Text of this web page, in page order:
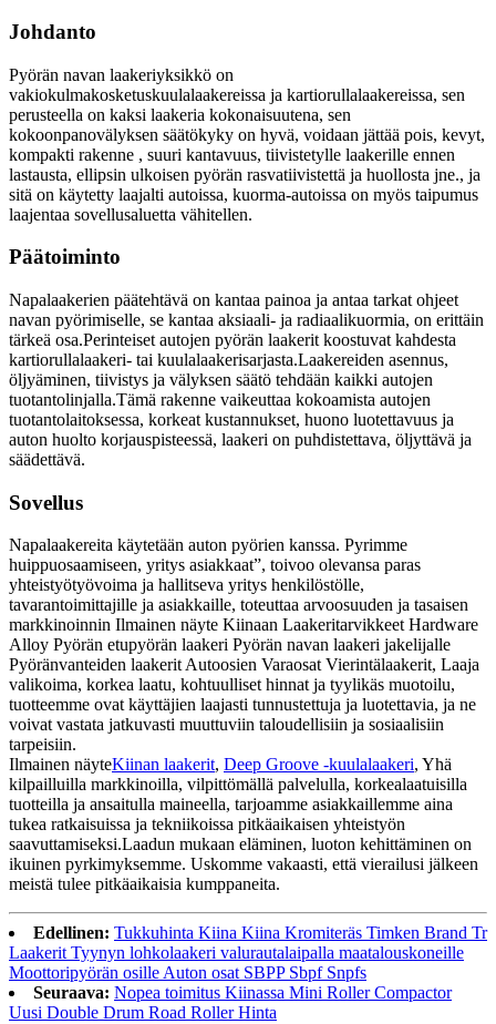
Johdanto
Pyörän navan laakeriyksikkö on
vakiokulmakosketuskuulalaakereissa ja kartiorullalaakereissa, sen
perusteella on kaksi laakeria kokonaisuutena, sen
kokoonpanovälyksen säätökyky on hyvä, voidaan jättää pois, kevyt,
kompakti rakenne , suuri kantavuus, tiivistetylle laakerille ennen
lastausta, ellipsin ulkoisen pyörän rasvatiivistettä ja huollosta jne., ja
sitä on käytetty laajalti autoissa, kuorma-autoissa on myös taipumus
laajentaa sovellusaluetta vähitellen.
Päätoiminto
Napalaakerien päätehtävä on kantaa painoa ja antaa tarkat ohjeet
navan pyörimiselle, se kantaa aksiaali- ja radiaalikuormia, on erittäin
tärkeä osa.Perinteiset autojen pyörän laakerit koostuvat kahdesta
kartiorullalaakeri- tai kuulalaakerisarjasta.Laakereiden asennus,
öljyäminen, tiivistys ja välyksen säätö tehdään kaikki autojen
tuotantolinjalla.Tämä rakenne vaikeuttaa kokoamista autojen
tuotantolaitoksessa, korkeat kustannukset, huono luotettavuus ja
auton huolto korjauspisteessä, laakeri on puhdistettava, öljyttävä ja
säädettävä.
Sovellus
Napalaakereita käytetään auton pyörien kanssa. Pyrimme
huippuosaamiseen, yritys asiakkaat”, toivoo olevansa paras
yhteistyötyövoima ja hallitseva yritys henkilöstölle,
tavarantoimittajille ja asiakkaille, toteuttaa arvoosuuden ja tasaisen
markkinoinnin Ilmainen näyte Kiinaan Laakeritarvikkeet Hardware
Alloy Pyörän etupyörän laakeri Pyörän navan laakeri jakelijalle
Pyöränvanteiden laakerit Autoosien Varaosat Vierintälaakerit, Laaja
valikoima, korkea laatu, kohtuulliset hinnat ja tyylikäs muotoilu,
tuotteemme ovat käyttäjien laajasti tunnustettuja ja luotettavia, ja ne
voivat vastata jatkuvasti muuttuviin taloudellisiin ja sosiaalisiin
tarpeisiin.
Ilmainen näyteKiinan laakerit, Deep Groove -kuulalaakeri, Yhä
kilpailluilla markkinoilla, vilpittömällä palvelulla, korkealaatuisilla
tuotteilla ja ansaitulla maineella, tarjoamme asiakkaillemme aina
tukea ratkaisuissa ja tekniikoissa pitkäaikaisen yhteistyön
saavuttamiseksi.Laadun mukaan eläminen, luoton kehittäminen on
ikuinen pyrkimyksemme. Uskomme vakaasti, että vierailusi jälkeen
meistä tulee pitkäaikaisia ​​kumppaneita.
Edellinen: Tukkuhinta Kiina Kiina Kromiteräs Timken Brand Tr
Laakerit Tyynyn lohkolaakeri valurautalaipalla maatalouskoneille
Moottoripyörän osille Auton osat SBPP Sbpf Snpfs
Seuraava: Nopea toimitus Kiinassa Mini Roller Compactor
Uusi Double Drum Road Roller Hinta